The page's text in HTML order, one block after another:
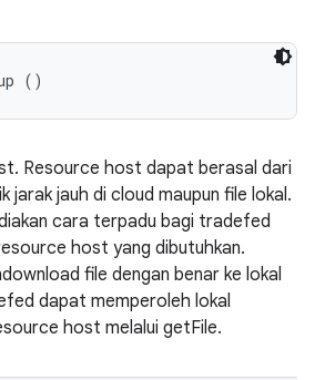
()
Resource host dapat berasal dari
jarak jauh di cloud maupun file lokal.
cara terpadu bagi tradefed
host yang dibutuhkan.
file dengan benar ke lokal
dapat memperoleh lokal
host melalui getFile.